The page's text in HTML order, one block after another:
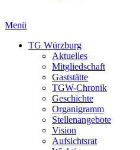
Menü
TG Würzburg
Aktuelles
Mitgliedschaft
Gaststätte
TGW-Chronik
Geschichte
Organigramm
Stellenangebote
Vision
Aufsichtsrat